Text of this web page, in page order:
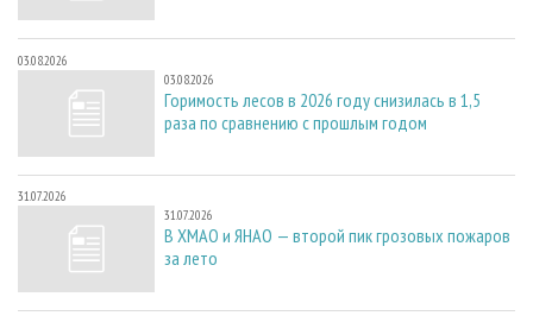
03.08.2026
03.08.2026
Горимость лесов в 2026 году снизилась в 1,5
раза по сравнению с прошлым годом
31.07.2026
31.07.2026
В ХМАО и ЯНАО — второй пик грозовых пожаров
за лето